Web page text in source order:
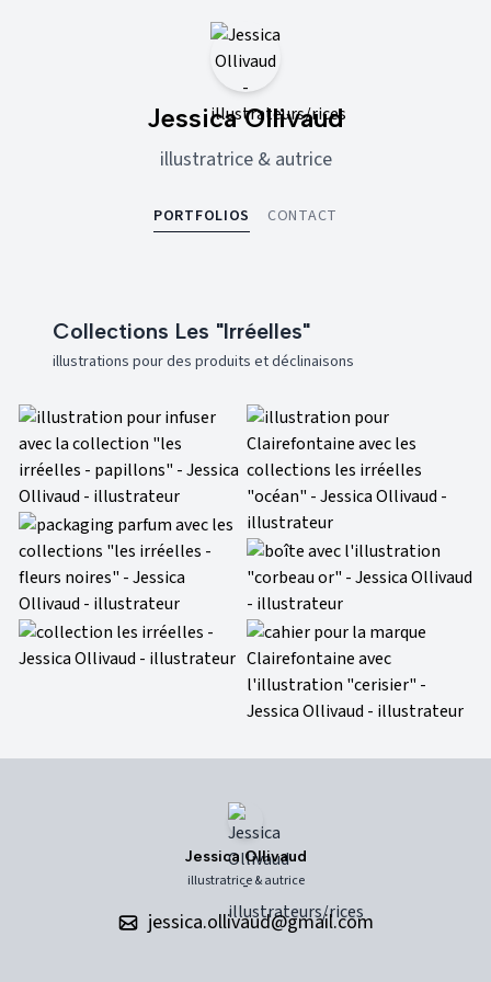
Jessica Ollivaud
illustratrice & autrice
PORTFOLIOS CONTACT
Collections Les "irréelles"
illustrations pour des produits et déclinaisons
Jessica Ollivaud
illustratrice & autrice
jessica.ollivaud@gmail.com